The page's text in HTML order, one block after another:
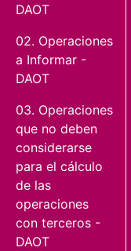
DAOT
02. Operaciones
a Informar -
DAOT
03. Operaciones
que no deben
considerarse
para el cálculo
de las
operaciones
con terceros -
DAOT